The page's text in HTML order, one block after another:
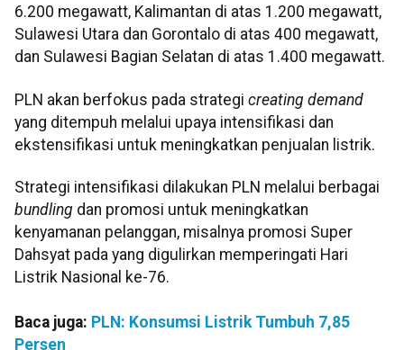
6.200 megawatt, Kalimantan di atas 1.200 megawatt,
Sulawesi Utara dan Gorontalo di atas 400 megawatt,
dan Sulawesi Bagian Selatan di atas 1.400 megawatt.
PLN akan berfokus pada strategi creating demand
yang ditempuh melalui upaya intensifikasi dan
ekstensifikasi untuk meningkatkan penjualan listrik.
Strategi intensifikasi dilakukan PLN melalui berbagai
bundling dan promosi untuk meningkatkan
kenyamanan pelanggan, misalnya promosi Super
Dahsyat pada yang digulirkan memperingati Hari
Listrik Nasional ke-76.
Baca juga: PLN: Konsumsi Listrik Tumbuh 7,85
Persen